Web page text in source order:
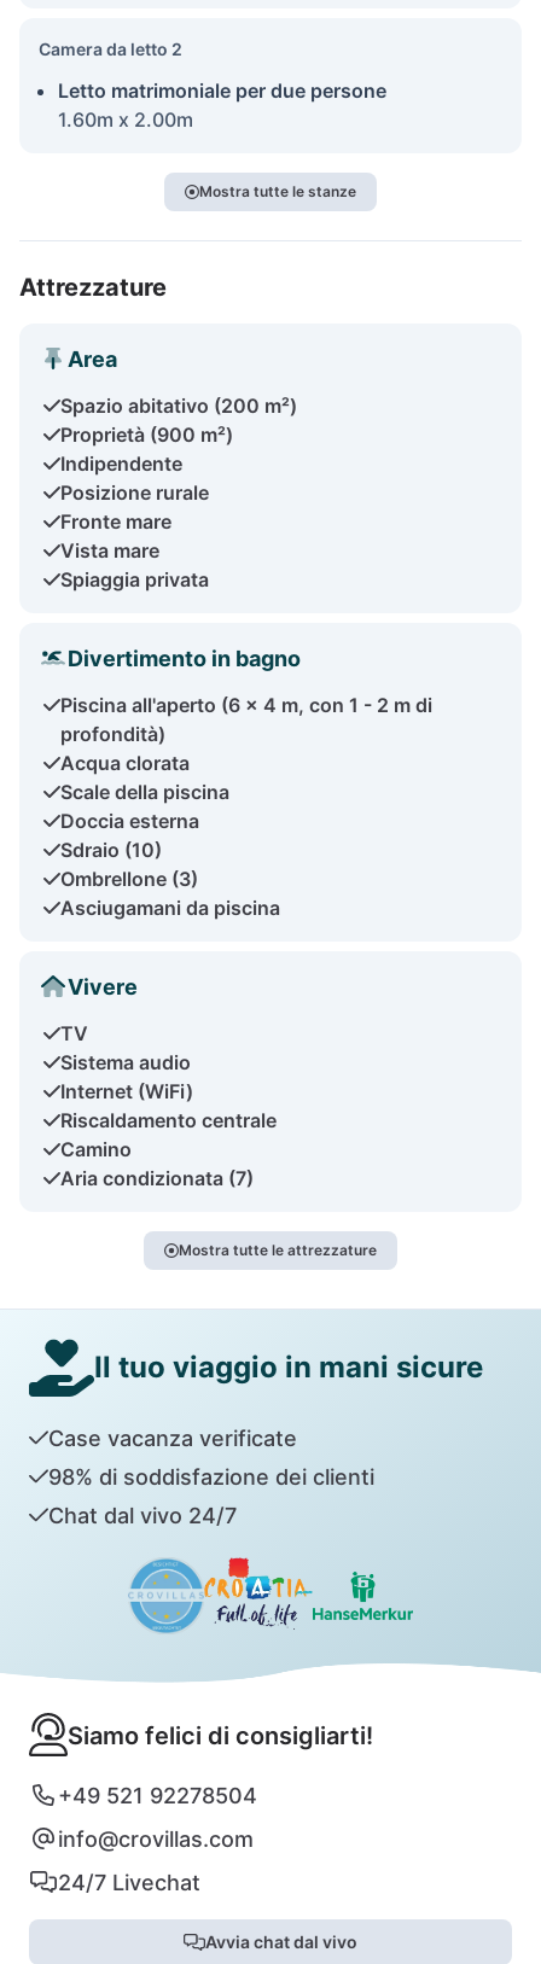
Camera da letto 2
Letto matrimoniale per due persone
1.60m x 2.00m
Mostra tutte le stanze
Attrezzature
Area
Spazio abitativo (200 m²)
Proprietà (900 m²)
Indipendente
Posizione rurale
Fronte mare
Vista mare
Spiaggia privata
Divertimento in bagno
Piscina all'aperto (6 x 4 m, con 1 - 2 m di
profondità)
Acqua clorata
Scale della piscina
Doccia esterna
Sdraio (10)
Ombrellone (3)
Asciugamani da piscina
Vivere
TV
Sistema audio
Internet (WiFi)
Riscaldamento centrale
Camino
Aria condizionata (7)
Mostra tutte le attrezzature
Il tuo viaggio in mani sicure
Case vacanza verificate
98% di soddisfazione dei clienti
Chat dal vivo 24/7
Siamo felici di consigliarti!
+49 521 92278504
info@crovillas.com
24/7 Livechat
Avvia chat dal vivo